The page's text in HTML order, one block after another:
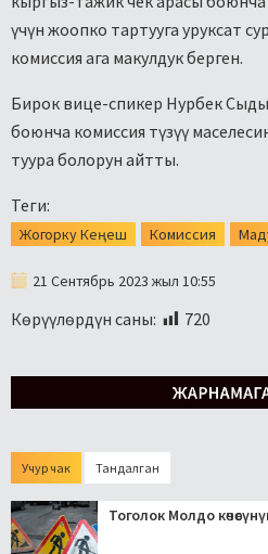
үчүн жоопко тартууга уруксат
комиссия ага макулдук берген.
Бирок вице-спикер Нурбек
боюнча комиссия түзүү
туура болорун айтты.
Теги:
Жогорку Кеңеш Комиссия
21 Сентябрь 2023 жыл 10:55
Көрүүлөрдүн саны: 720
Учур чак Тандалган
Тоголок Молдо